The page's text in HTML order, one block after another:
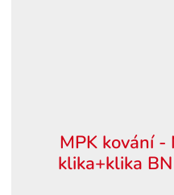
MPK kování -
klika+klika